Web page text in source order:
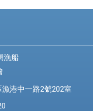
漁船
港中一路2號202室